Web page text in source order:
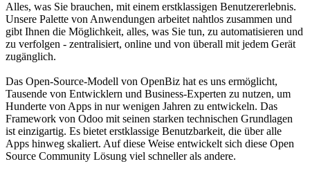
Alles, was Sie brauchen, mit einem erstklassigen Benutzererlebnis.
Unsere Palette von Anwendungen arbeitet nahtlos zusammen und
gibt Ihnen die Möglichkeit, alles, was Sie tun, zu automatisieren und
zu verfolgen - zentralisiert, online und von überall mit jedem Gerät
zugänglich.
Das Open-Source-Modell von OpenBiz hat es uns ermöglicht,
Tausende von Entwicklern und Business-Experten zu nutzen, um
Hunderte von Apps in nur wenigen Jahren zu entwickeln. Das
Framework von Odoo mit seinen starken technischen Grundlagen
ist einzigartig. Es bietet erstklassige Benutzbarkeit, die über alle
Apps hinweg skaliert. Auf diese Weise entwickelt sich diese Open
Source Community Lösung viel schneller als andere.